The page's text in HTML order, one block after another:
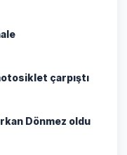
çarpıştı
Dönmez oldu